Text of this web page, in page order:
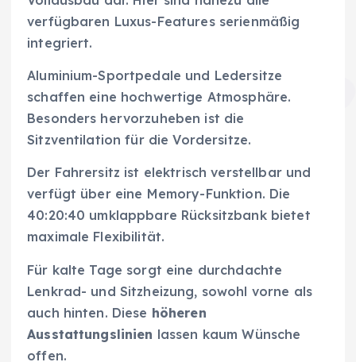
verfügbaren Luxus-Features serienmäßig
integriert.
Aluminium-Sportpedale und Ledersitze
schaffen eine hochwertige Atmosphäre.
Besonders hervorzuheben ist die
Sitzventilation für die Vordersitze.
Der Fahrersitz ist elektrisch verstellbar und
verfügt über eine Memory-Funktion. Die
40:20:40 umklappbare Rücksitzbank bietet
maximale Flexibilität.
Für kalte Tage sorgt eine durchdachte
Lenkrad- und Sitzheizung, sowohl vorne als
auch hinten. Diese höheren
Ausstattungslinien lassen kaum Wünsche
offen.